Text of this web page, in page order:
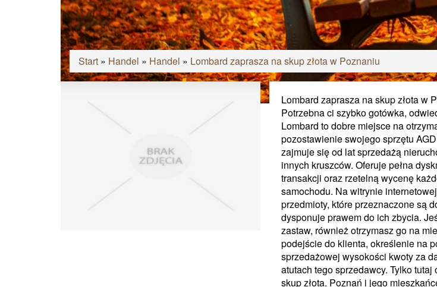
Start » Handel » Handel » Lombard zaprasza na skup złota w Poznaniu
Lombard zaprasza na skup złota w
Potrzebna ci szybko gotówka,
Lombard to dobre miejsce na
pozostawienie swojego sprzętu
zajmuje się od lat sprzedażą
innych kruszców. Oferuje pełna
transakcji oraz rzetelną wycenę
samochodu. Na witrynie
przedmioty, które przeznaczone są
dysponuje prawem do ich zbycia.
zastaw, również otrzymasz go na
podejście do klienta, określenie na
sprzedażowej wysokości kwoty za
atutach tego sprzedawcy. Tylko
skup złota. Poznań i jego